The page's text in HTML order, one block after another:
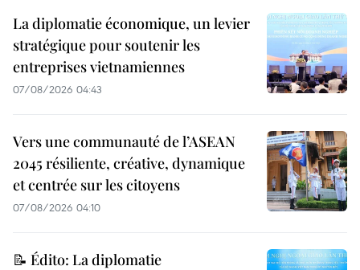
La diplomatie économique, un levier
stratégique pour soutenir les
entreprises vietnamiennes
07/08/2026 04:43
Vers une communauté de l’ASEAN
2045 résiliente, créative, dynamique
et centrée sur les citoyens
07/08/2026 04:10
📝 Édito: La diplomatie